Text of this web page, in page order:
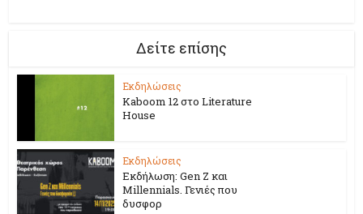
Δείτε επίσης
Εκδηλώσεις
Kaboom 12 στο Literature
House
Εκδηλώσεις
Εκδήλωση: Gen Z και
Millennials. Γενιές που
δυσφορ